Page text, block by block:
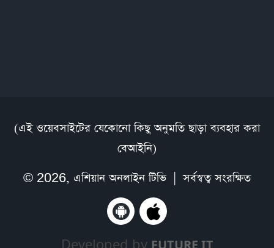
(এই ওয়েবসাইটের যেকোনো কিছু অনুমতি ছাড়া ব্যবহার করা
বেআইনি)
© 2026, এশিয়ান অনলাইন টিভি| সর্বস্বত্ব সংরক্ষিত
Developed by